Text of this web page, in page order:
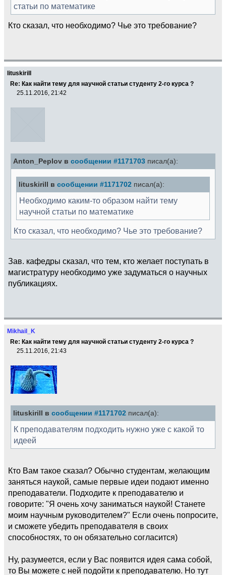
статьи по математике
Кто сказал, что необходимо? Чье это требование?
lituskirill
Re: Как найти тему для научной статьи студенту 2-го курса ?
25.11.2016, 21:42
Anton_Peplov в сообщении #1171703 писал(а):
lituskirill в сообщении #1171702 писал(а):
Необходимо каким-то образом найти тему
научной статьи по математике
Кто сказал, что необходимо? Чье это требование?
Зав. кафедры сказал, что тем, кто желает поступать в
магистратуру необходимо уже задуматься о научных
публикациях.
Mikhail_K
Re: Как найти тему для научной статьи студенту 2-го курса ?
25.11.2016, 21:43
lituskirill в сообщении #1171702 писал(а):
К преподавателям подходить нужно уже с какой то
идеей
Кто Вам такое сказал? Обычно студентам, желающим
заняться наукой, самые первые идеи подают именно
преподаватели. Подходите к преподавателю и
говорите: "Я очень хочу заниматься наукой! Станете
моим научным руководителем?" Если очень попросите,
и сможете убедить преподавателя в своих
способностях, то он обязательно согласится)
Ну, разумеется, если у Вас появится идея сама собой,
то Вы можете с ней подойти к преподавателю. Но тут